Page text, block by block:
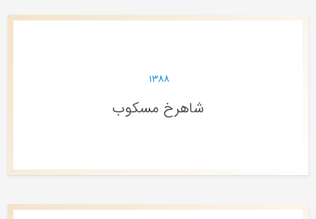
۱۳۸۸
شاهرخ مسکوب